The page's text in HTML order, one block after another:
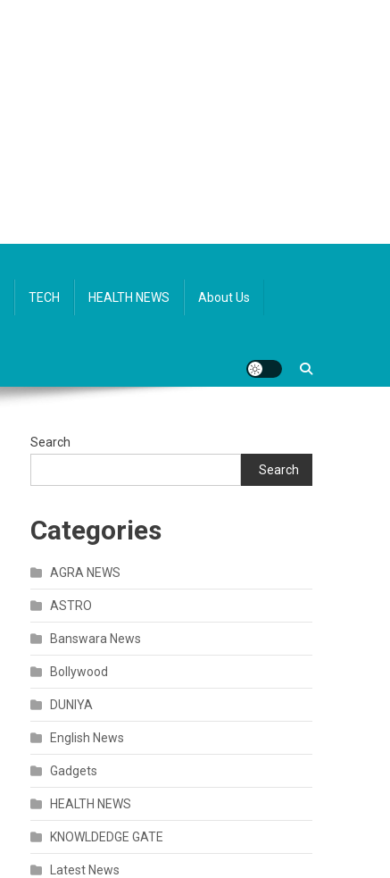
TECH HEALTH NEWS About Us
Search
Search
Categories
AGRA NEWS
ASTRO
Banswara News
Bollywood
DUNIYA
English News
Gadgets
HEALTH NEWS
KNOWLDEDGE GATE
Latest News